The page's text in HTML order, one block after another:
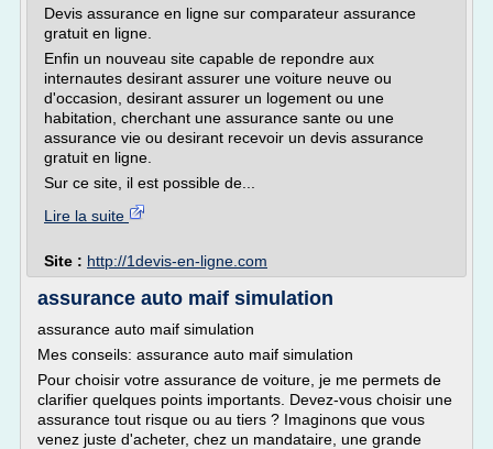
Devis assurance en ligne sur comparateur assurance
gratuit en ligne.
Enfin un nouveau site capable de repondre aux
internautes desirant assurer une voiture neuve ou
d'occasion, desirant assurer un logement ou une
habitation, cherchant une assurance sante ou une
assurance vie ou desirant recevoir un devis assurance
gratuit en ligne.
Sur ce site, il est possible de...
Lire la suite
Site : http://1devis-en-ligne.com
assurance auto maif simulation
assurance auto maif simulation
Mes conseils: assurance auto maif simulation
Pour choisir votre assurance de voiture, je me permets de
clarifier quelques points importants. Devez-vous choisir une
assurance tout risque ou au tiers ? Imaginons que vous
venez juste d'acheter, chez un mandataire, une grande